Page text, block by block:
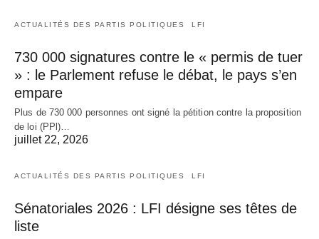
ACTUALITÉS DES PARTIS POLITIQUES LFI
730 000 signatures contre le « permis de tuer
» : le Parlement refuse le débat, le pays s’en
empare
Plus de 730 000 personnes ont signé la pétition contre la proposition
de loi (PPl)…
juillet 22, 2026
ACTUALITÉS DES PARTIS POLITIQUES LFI
Sénatoriales 2026 : LFI désigne ses têtes de
liste